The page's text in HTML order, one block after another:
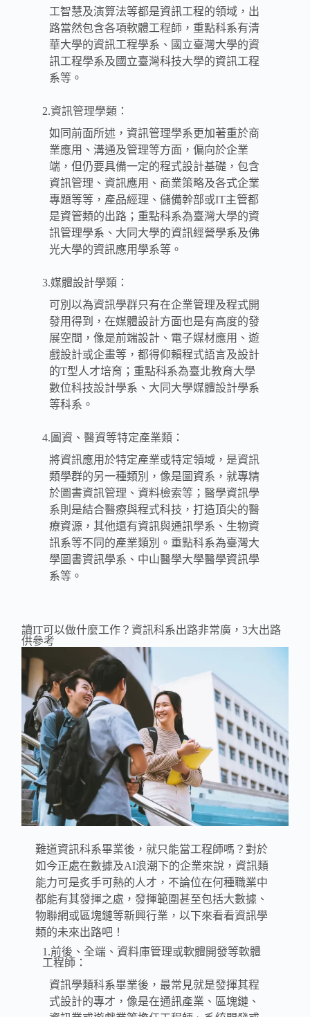
工智慧及演算法等都是資訊工程的領域，出
路當然包含各項軟體工程師，重點科系有清
華大學的資訊工程學系、國立臺灣大學的資
訊工程學系及國立臺灣科技大學的資訊工程
系等。
2.資訊管理學類：
如同前面所述，資訊管理學系更加著重於商
業應用、溝通及管理等方面，偏向於企業
端，但仍要具備一定的程式設計基礎，包含
資訊管理、資訊應用、商業策略及各式企業
專題等等，產品經理、儲備幹部或IT主管都
是資管類的出路；重點科系為臺灣大學的資
訊管理學系、大同大學的資訊經營學系及佛
光大學的資訊應用學系等。
3.媒體設計學類：
可別以為資訊學群只有在企業管理及程式開
發用得到，在媒體設計方面也是有高度的發
展空間，像是前端設計、電子媒材應用、遊
戲設計或企畫等，都得仰賴程式語言及設計
的T型人才培育；重點科系為臺北教育大學
數位科技設計學系、大同大學媒體設計學系
等科系。
4.圖資、醫資等特定產業類：
將資訊應用於特定產業或特定領域，是資訊
類學群的另一種類別，像是圖資系，就專精
於圖書資訊管理、資料檢索等；醫學資訊學
系則是結合醫療與程式科技，打造頂尖的醫
療資源，其他還有資訊與通訊學系、生物資
訊系等不同的產業類別。重點科系為臺灣大
學圖書資訊學系、中山醫學大學醫學資訊學
系等。
讀IT可以做什麼工作？資訊科系出路非常廣，3大出路
供參考
難道資訊科系畢業後，就只能當工程師嗎？對於
如今正處在數據及AI浪潮下的企業來說，資訊類
能力可是炙手可熱的人才，不論位在何種職業中
都能有其發揮之處，發揮範圍甚至包括大數據、
物聯網或區塊鏈等新興行業，以下來看看資訊學
類的未來出路吧！
1.前後、全端、資料庫管理或軟體開發等軟體
工程師：
資訊學類科系畢業後，最常見就是發揮其程
式設計的專才，像是在通訊產業、區塊鏈、